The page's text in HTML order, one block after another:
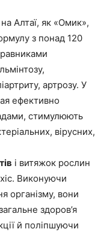
Алтаї, як «Омик»,
з понад 120
артрозу. У
ефективно
стимулюють
вірусних,
і витяжок рослин
Виконуючи
організму, вони
здоров’я
й поліпшуючи